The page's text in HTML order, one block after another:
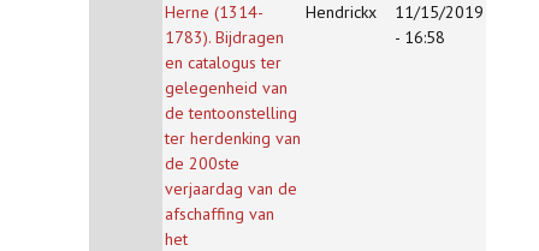
Herne (1314-
1783). Bijdragen
en catalogus ter
gelegenheid van
de tentoonstelling
ter herdenking van
de 200ste
verjaardag van de
afschaffing van
het
Hendrickx
11/15/2019
- 16:58